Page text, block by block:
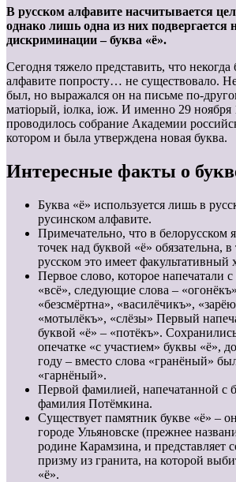
В русском алфавите насчитывается
однако лишь одна из них подвергается
дискриминации – буква «ё».
Сегодня тяжело представить, что
алфавите попросту… не существовало.
был, но выражался он на письме по-
матіорый, іолка, іож. И именно 29 ноября
проводилось собрание Академии
котором и была утверждена новая буква.
Интересные факты о
Буква «ё» используется лишь в
русинском алфавите.
Примечательно, что в белорусском
точек над буквой «ё» обязательна,
русском это имеет факультативный
Первое слово, которое напечатали
«всё», следующие слова –
«безсмёртна», «василёчикъ»,
«мотылёкъ», «слёзы» Первый
буквой «ё» – «потёкъ».
опечатке «с участием» буквы «ё»,
году – вместо слова «гранёный»
«гарнёный».
Первой фамилией, напечатанной с
фамилия Потёмкина.
Существует памятник букве «ё» –
городе Ульяновске (прежнее
родине Карамзина, и представляет
призму из гранита, на которой
«ё».